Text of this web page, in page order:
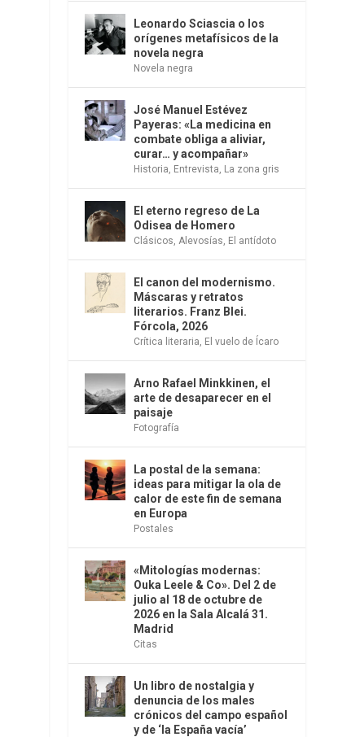
Leonardo Sciascia o los
orígenes metafísicos de la
novela negra
Novela negra
José Manuel Estévez
Payeras: «La medicina en
combate obliga a aliviar,
curar… y acompañar»
Historia Entrevista La zona gris
El eterno regreso de La
Odisea de Homero
Clásicos Alevosías El antídoto
El canon del modernismo.
Máscaras y retratos
literarios. Franz Blei.
Fórcola, 2026
Crítica literaria El vuelo de Ícaro
Arno Rafael Minkkinen, el
arte de desaparecer en el
paisaje
Fotografía
La postal de la semana:
ideas para mitigar la ola de
calor de este fin de semana
en Europa
Postales
«Mitologías modernas:
Ouka Leele & Co». Del 2 de
julio al 18 de octubre de
2026 en la Sala Alcalá 31.
Madrid
Citas
Un libro de nostalgia y
denuncia de los males
crónicos del campo español
y de ‘la España vacía’